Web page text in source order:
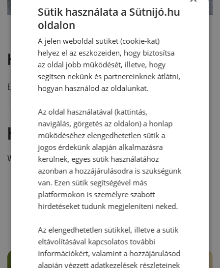
Hozzászólások
Ehhez a recepthez még nem érkezett hozzászólás.
Hozzászólás írása
Vélemény írásához, kérjük,jelentkezz be!
RECEPTAJÁNLÓ
Sütik használata a Sütnijó.hu
oldalon
A jelen weboldal sütiket (cookie-kat)
helyez el az eszközeiden, hogy biztosítsa
az oldal jobb működését, illetve, hogy
segítsen nekünk és partnereinknek átlátni,
hogyan használod az oldalunkat.
Az oldal használatával (kattintás,
navigálás, görgetés az oldalon) a honlap
működéséhez elengedhetetlen sütik a
jogos érdekünk alapján alkalmazásra
kerülnek, egyes sütik használatához
azonban a hozzájárulásodra is szükségünk
van. Ezen sütik segítségével más
platformokon is személyre szabott
hirdetéseket tudunk megjeleníteni neked.
Az elengedhetetlen sütikkel, illetve a sütik
eltávolításával kapcsolatos további
információkért, valamint a hozzájárulásod
alapján végzett adatkezelések részleteinek